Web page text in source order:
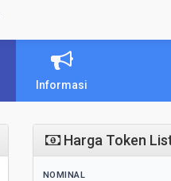
Informasi
Harga Token
NOMINAL